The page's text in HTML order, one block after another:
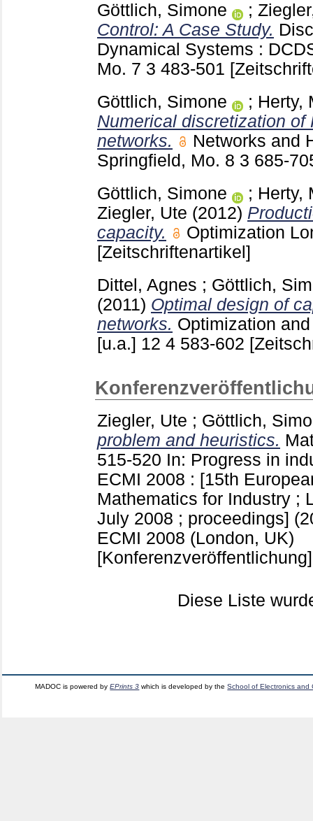
Göttlich, Simone
;
Control: A Case Study.
Dynamical Systems :
Mo. 7 3 483-501
Göttlich, Simone
; Herty,
Numerical discretization
networks.
Networks and
Springfield, Mo. 8 3 685-
Göttlich, Simone
; Herty,
Ziegler, Ute (2012)
capacity.
Optimization
[Zeitschriftenartikel]
Dittel, Agnes ; Göttlich,
(2011) Optimal design of
networks. Optimization
[u.a.] 12 4 583-602
Ziegler, Ute ; Göttlich,
problem and heuristics.
515-520 In: Progress in
ECMI 2008 : [15th
Mathematics for Industry ;
July 2008 ; proceedings]
ECMI 2008 (London, UK)
[Konferenzveröffentlichung]
Diese Liste
MADOC is powered byEPrints 3 which is developed by theSchool of Electronics and